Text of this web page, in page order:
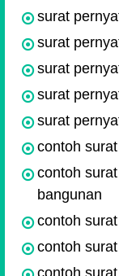
surat
surat
surat
surat
surat
contoh
contoh
bangunan
contoh
contoh